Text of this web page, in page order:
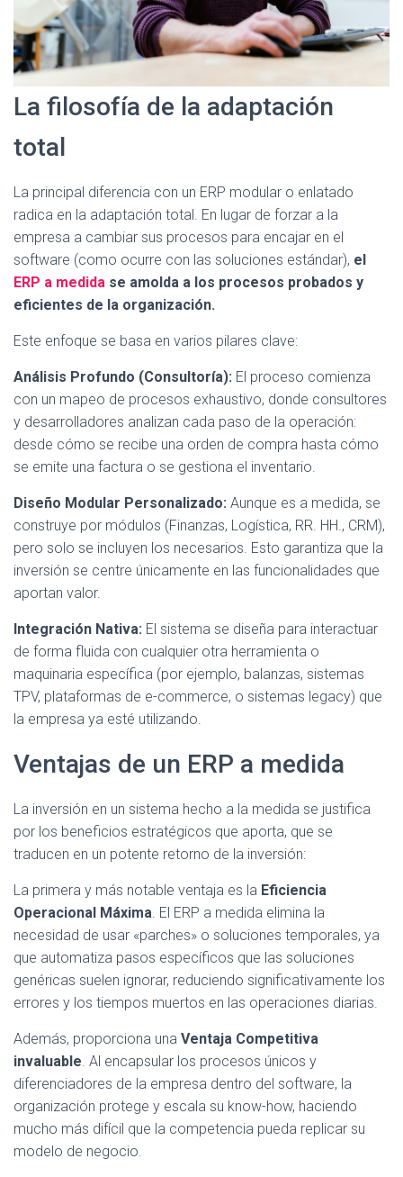
La filosofía de la adaptación
total
La principal diferencia con un ERP modular o enlatado
radica en la adaptación total. En lugar de forzar a la
empresa a cambiar sus procesos para encajar en el
software (como ocurre con las soluciones estándar), el
ERP a medida se amolda a los procesos probados y
eficientes de la organización.
Este enfoque se basa en varios pilares clave:
Análisis Profundo (Consultoría): El proceso comienza
con un mapeo de procesos exhaustivo, donde consultores
y desarrolladores analizan cada paso de la operación:
desde cómo se recibe una orden de compra hasta cómo
se emite una factura o se gestiona el inventario.
Diseño Modular Personalizado: Aunque es a medida, se
construye por módulos (Finanzas, Logística, RR. HH., CRM),
pero solo se incluyen los necesarios. Esto garantiza que la
inversión se centre únicamente en las funcionalidades que
aportan valor.
Integración Nativa: El sistema se diseña para interactuar
de forma fluida con cualquier otra herramienta o
maquinaria específica (por ejemplo, balanzas, sistemas
TPV, plataformas de e-commerce, o sistemas legacy) que
la empresa ya esté utilizando.
Ventajas de un ERP a medida
La inversión en un sistema hecho a la medida se justifica
por los beneficios estratégicos que aporta, que se
traducen en un potente retorno de la inversión:
La primera y más notable ventaja es la Eficiencia
Operacional Máxima . El ERP a medida elimina la
necesidad de usar «parches» o soluciones temporales, ya
que automatiza pasos específicos que las soluciones
genéricas suelen ignorar, reduciendo significativamente los
errores y los tiempos muertos en las operaciones diarias.
Además, proporciona una Ventaja Competitiva
invaluable . Al encapsular los procesos únicos y
diferenciadores de la empresa dentro del software, la
organización protege y escala su know-how, haciendo
mucho más difícil que la competencia pueda replicar su
modelo de negocio.